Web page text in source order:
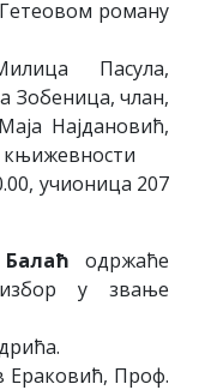
роману
Пасула,
Зобеница, члан,
Најдановић,
књижевности
учионица 207
одржаће
у звање
Ераковић, Проф.